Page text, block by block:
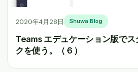
2020年4月28日 Shuwa Blog
Teams エデュケーション版でス
クを使う。（６）